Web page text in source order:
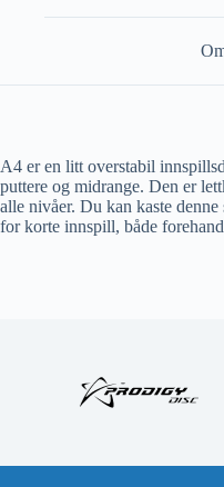
A4 er en litt overstabil
puttere og midrange. Den er
alle nivåer. Du kan kaste
for korte innspill, både